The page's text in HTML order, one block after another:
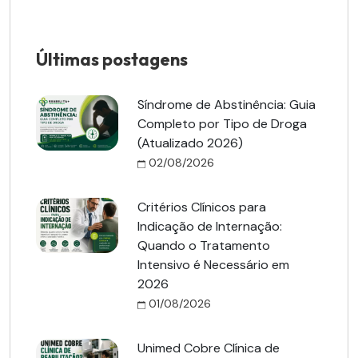
Últimas postagens
Síndrome de Abstinência: Guia
Completo por Tipo de Droga
(Atualizado 2026)
02/08/2026
Critérios Clínicos para
Indicação de Internação:
Quando o Tratamento
Intensivo é Necessário em
2026
01/08/2026
Unimed Cobre Clínica de